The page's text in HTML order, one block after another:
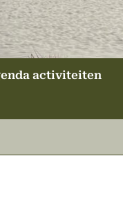
activiteiten